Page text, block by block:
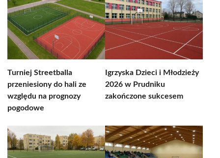
Turniej Streetballa
przeniesiony do hali ze
względu na prognozy
pogodowe
Igrzyska Dzieci i Młodzieży
2026 w Prudniku
zakończone sukcesem